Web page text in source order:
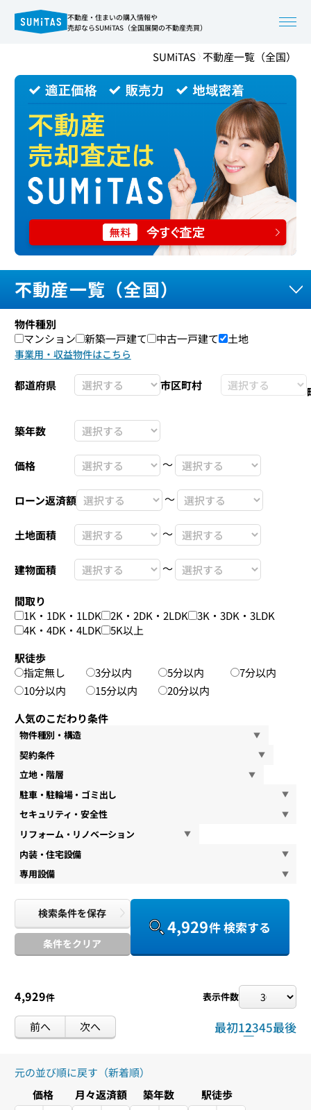
不動産・住まいの購入情報や
売却ならSUMiTAS（全国展開の不動産売買）
SUMiTAS 不動産一覧（全国）
不動産一覧（全国）
物件種別
マンション
新築一戸建て 中古一戸建て 土地
事業用・収益物件はこちら
都道府県 市区町村
築年数
価格 〜
ローン返済額 〜
土地面積 〜
建物面積 〜
間取り
1K・1DK・1LDK
2K・2DK・2LDK
3K・3DK・3LDK
4K・4DK・4LDK
5K以上
駅徒歩
指定無し
3分以内 5分以内
7分以内
10分以内
15分以内
20分以内
人気のこだわり条件
物件種別・構造
契約条件
立地・階層
駐車・駐輪場・ゴミ出し
セキュリティ・安全性
リフォーム・リノベーション
内装・住宅設備
専用設備
検索条件を保存
条件をクリア
4,929件 検索する
4,929件 表示件数
前へ 次へ 最初12345最後
元の並び順に戻す（新着順）
価格
月々返済額
築年数
駅徒歩